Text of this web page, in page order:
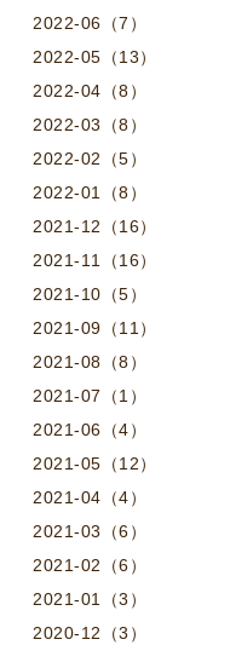
2022-06（7）
2022-05（13）
2022-04（8）
2022-03（8）
2022-02（5）
2022-01（8）
2021-12（16）
2021-11（16）
2021-10（5）
2021-09（11）
2021-08（8）
2021-07（1）
2021-06（4）
2021-05（12）
2021-04（4）
2021-03（6）
2021-02（6）
2021-01（3）
2020-12（3）